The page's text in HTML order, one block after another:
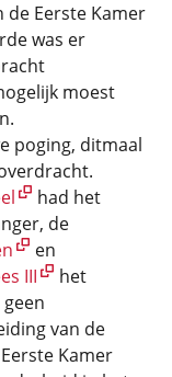
Eerste Kamer
was er
moest
poging, ditmaal
had het
de
en
III
het
van de
Kamer